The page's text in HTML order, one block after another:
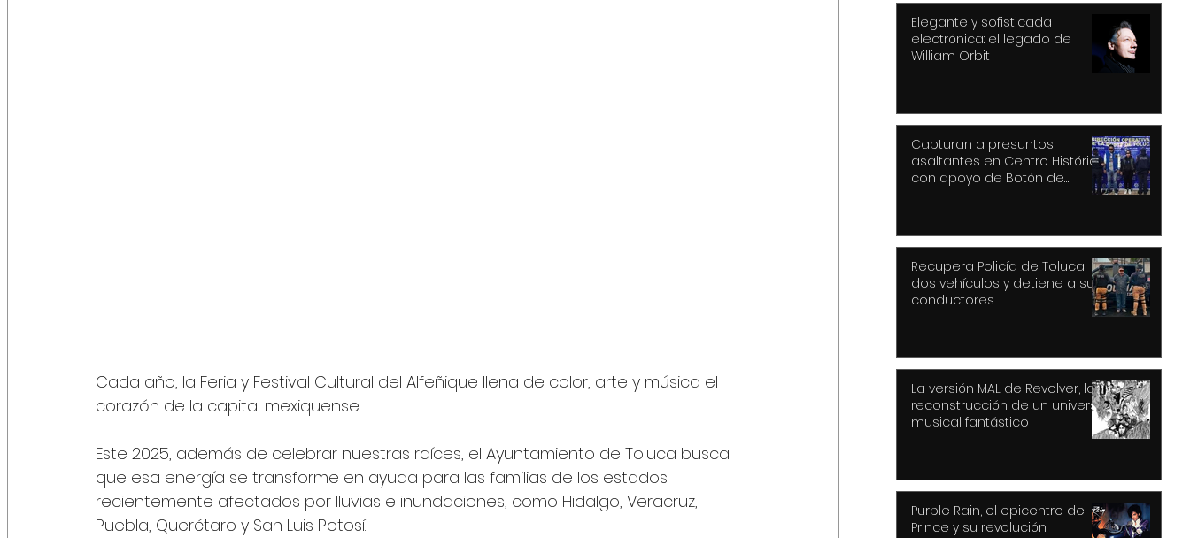
Cada año, la Feria y Festival Cultural del Alfeñique llena de color, arte y música el
corazón de la capital mexiquense.
Este 2025, además de celebrar nuestras raíces, el Ayuntamiento de Toluca busca
que esa energía se transforme en ayuda para las familias de los estados
recientemente afectados por lluvias e inundaciones, como Hidalgo, Veracruz,
Puebla, Querétaro y San Luis Potosí.
Elegante y sofisticada
electrónica: el legado de
William Orbit
Capturan a presuntos
asaltantes en Centro Histórico
con apoyo de Botón de
Recupera Policía de Toluca
dos vehículos y detiene a sus
conductores
La versión MAL de Revolver, la
reconstrucción de un universo
musical fantástico
Purple Rain, el epicentro de
Prince y su revolución